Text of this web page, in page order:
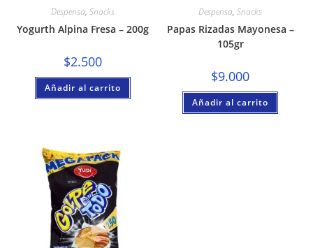
Despensa, Snacks
Yogurth Alpina Fresa – 200g
$2.500
Añadir al carrito
Despensa,Snacks
Papas Rizadas Mayonesa –
105gr
$9.000
Añadir al carrito